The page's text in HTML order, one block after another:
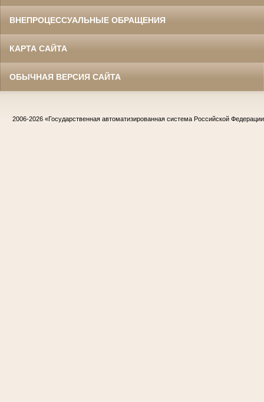
ВНЕПРОЦЕССУАЛЬНЫЕ ОБРАЩЕНИЯ
КАРТА САЙТА
ОБЫЧНАЯ ВЕРСИЯ САЙТА
2006-2026 «Государственная автоматизированная система Российской